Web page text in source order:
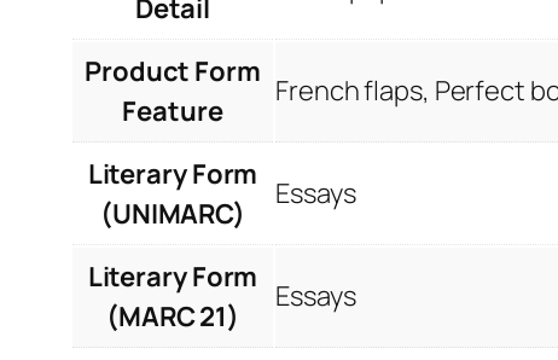
Detail
Product Form
Feature
French flaps, Perfect
Literary Form
(UNIMARC)
Essays
Literary Form
(MARC 21)
Essays